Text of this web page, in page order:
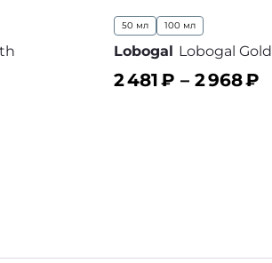
50 мл 100 мл
Lobogal Lobogal Gold
2 481₽ – 2 968₽